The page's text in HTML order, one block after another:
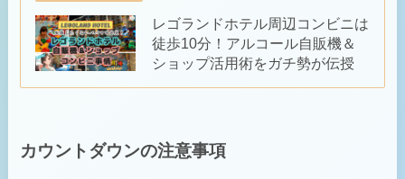
レゴランドホテル周辺コンビニは
徒歩10分！アルコール自販機＆
ショップ活用術をガチ勢が伝授
カウントダウンの注意事項